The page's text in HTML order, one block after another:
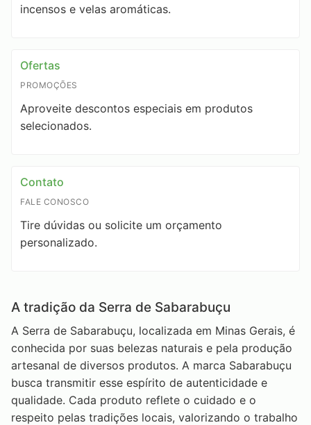
incensos e velas aromáticas.
Ofertas
PROMOÇÕES
Aproveite descontos especiais em produtos
selecionados.
Contato
FALE CONOSCO
Tire dúvidas ou solicite um orçamento
personalizado.
A tradição da Serra de Sabarabuçu
A Serra de Sabarabuçu, localizada em Minas Gerais, é
conhecida por suas belezas naturais e pela produção
artesanal de diversos produtos. A marca Sabarabuçu
busca transmitir esse espírito de autenticidade e
qualidade. Cada produto reflete o cuidado e o
respeito pelas tradições locais, valorizando o trabalho